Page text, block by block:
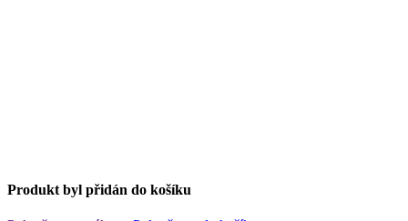
Produkt byl přidán do košíku